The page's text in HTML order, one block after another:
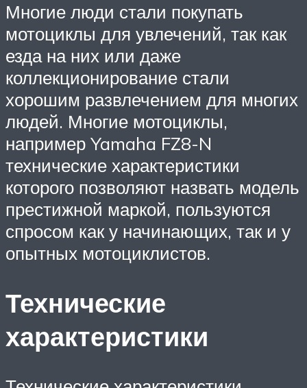
Многие люди стали покупать
мотоциклы для увлечений, так как
езда на них или даже
коллекционирование стали
хорошим развлечением для многих
людей. Многие мотоциклы,
например Yamaha FZ8-N
технические характеристики
которого позволяют назвать модель
престижной маркой, пользуются
спросом как у начинающих, так и у
опытных мотоциклистов.
Технические
характеристики